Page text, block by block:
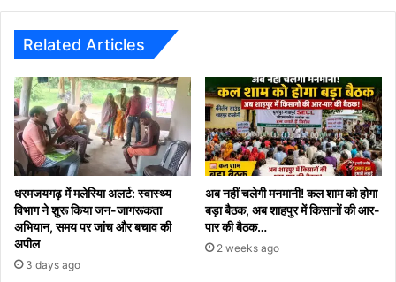
Related Articles
धरमजयगढ़ में मलेरिया अलर्ट: स्वास्थ्य
विभाग ने शुरू किया जन-जागरूकता
अभियान, समय पर जांच और बचाव की
अपील
3 days ago
अब नहीं चलेगी मनमानी! कल शाम को होगा
बड़ा बैठक, अब शाहपुर में किसानों की आर-
पार की बैठक…
2 weeks ago